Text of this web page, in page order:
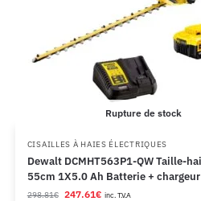
Rupture de stock
CISAILLES À HAIES ÉLECTRIQUES
Dewalt DCMHT563P1-QW Taille-
55cm 1X5.0 Ah Batterie + chargeur
298.81€ 247.61€ inc. T.V.A